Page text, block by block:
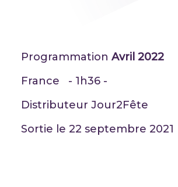
Programmation Avril 2022
France - 1h36 -
Distributeur Jour2Fête
Sortie le 22 septembre 2021